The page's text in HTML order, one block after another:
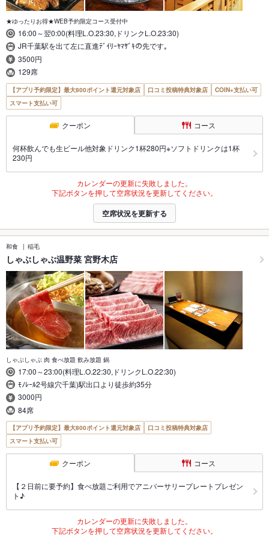
★ゆったりお得★WEB予約限定コース受付中
16:00～翌0:00(料理L.O.23:30,ドリンクL.O.23:30)
JR千葉駅を出て左に直進ﾃﾞｲﾘｰﾔﾏｻﾞｷの先です｡
3500円
129席
【アプリ予約限定】最大800ポイント還元対象店 口コミ投稿特典対象店
COIN+支払い可
スマート支払い可
クーポン コース
何杯飲んでも生ビール他対象ドリンク1杯280円※ソフトドリンクは1杯
230円
カレンダーの更新に失敗しました。
下記ボタンを押して空席状況を更新してください。
空席状況を更新する
和食 稲毛
しゃぶしゃぶ温野菜 宮野木店
しゃぶしゃぶ 肉 食べ放題 飲み放題 鍋
17:00～23:00(料理L.O.22:30,ドリンクL.O.22:30)
ﾓﾉﾚｰﾙ2号線穴千葉)駅出口より徒歩約35分
3000円
84席
【アプリ予約限定】最大800ポイント還元対象店
口コミ投稿特典対象店
スマート支払い可
クーポン コース
【２日前に要予約】食べ放題ご利用でアニバーサリープレートプレゼン
ト♪
カレンダーの更新に失敗しました。
下記ボタンを押して空席状況を更新してください。